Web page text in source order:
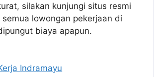
silakan kunjungi situs resmi
lowongan pekerjaan di
biaya apapun.
Indramayu